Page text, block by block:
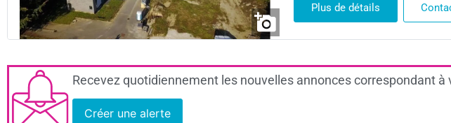
Plus de détails
Recevez quotidiennement les nouvelles annonces correspondant à
Créer une alerte